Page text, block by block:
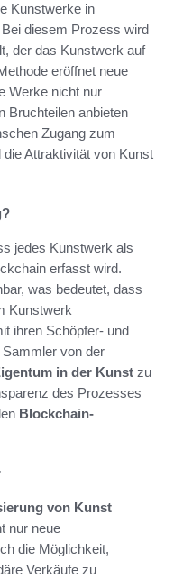
Kunstwerke in
diesem Prozess wird
der das Kunstwerk auf
eröffnet neue
Werke nicht nur
Bruchteilen anbieten
Zugang zum
Attraktivität von Kunst
jedes Kunstwerk als
erfasst wird.
was bedeutet, dass
Kunstwerk
ihren Schöpfer- und
von der
in der Kunst zu
des Prozesses
Blockchain-
von Kunst
nur neue
die Möglichkeit,
Verkäufe zu